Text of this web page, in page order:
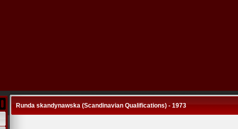
Runda skandynawska (Scandinavian Qualifications) - 1973